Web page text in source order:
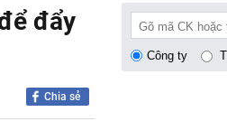
đẩy
Chia sẻ
Công ty